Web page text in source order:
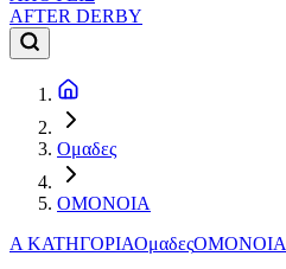
AFTER DERBY
Ομαδες
ΟΜΟΝΟΙΑ
Α ΚΑΤΗΓΟΡΙΑΟμαδεςΟΜΟΝΟΙΑ